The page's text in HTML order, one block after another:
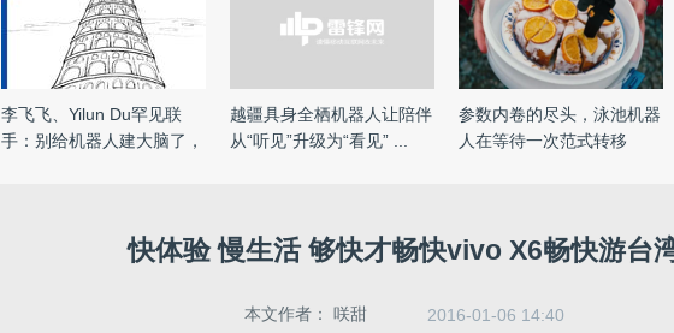
李飞飞、Yilun Du罕见联
手：别给机器人建大脑了，
越疆具身全栖机器人让陪伴
从“听见”升级为“看见” ...
参数内卷的尽头，泳池机器
人在等待一次范式转移
快体验 慢生活 够快才畅快vivo X6畅快游台
本文作者： 咲甜 2016-01-06 14:40